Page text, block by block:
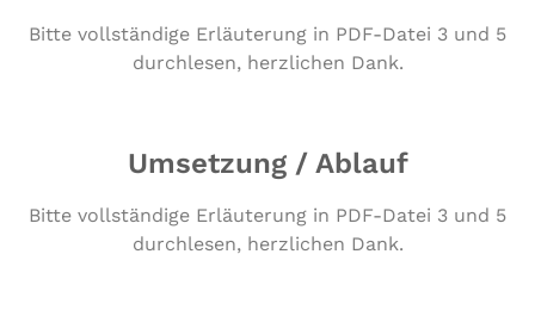
Bitte vollständige Erläuterung in PDF-Datei 3 und 5
durchlesen, herzlichen Dank.
Umsetzung / Ablauf
Bitte vollständige Erläuterung in PDF-Datei 3 und 5
durchlesen, herzlichen Dank.